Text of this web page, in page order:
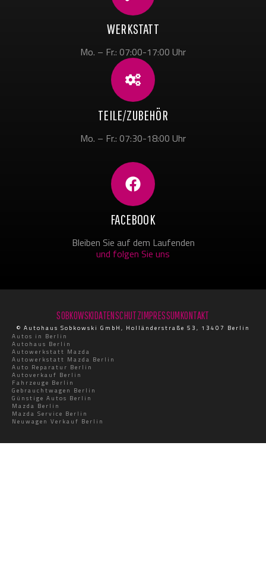
WERKSTATT
Mo. – Fr.: 07:00-17:00 Uhr
TEILE/ZUBEHÖR
Mo. – Fr.: 07:30-18:00 Uhr
FACEBOOK
Bleiben Sie auf dem Laufenden
und folgen Sie uns
SOBKOWSKIDATENSCHUTZIMPRESSUMKONTAKT
© Autohaus Sobkowski GmbH, Holländerstraße 53, 13407 Berlin
Autos in Berlin
Autohaus Berlin
Autowerkstatt Mazda
Autowerkstatt Mazda Berlin
Auto Reparatur Berlin
Autoverkauf Berlin
Fahrzeuge Berlin
Gebrauchtwagen Berlin
Günstige Autos Berlin
Mazda Berlin
Mazda Service Berlin
Neuwagen Verkauf Berlin